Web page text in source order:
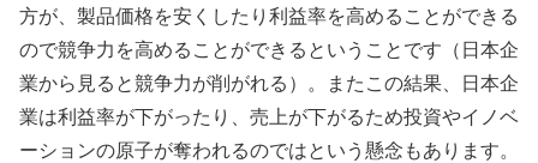
方が、製品価格を安くしたり利益率を高めることができる
ので競争力を高めることができるということです（日本企
業から見ると競争力が削がれる）。またこの結果、日本企
業は利益率が下がったり、売上が下がるため投資やイノベ
ーションの原子が奪われるのではという懸念もあります。